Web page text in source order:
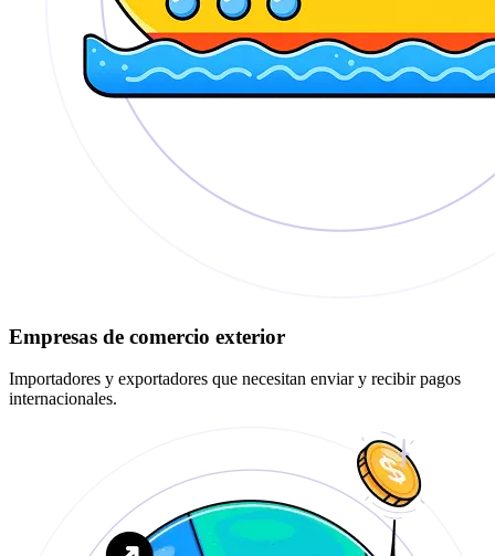
Empresas de comercio exterior
Importadores y exportadores que necesitan enviar y recibir pagos
internacionales.